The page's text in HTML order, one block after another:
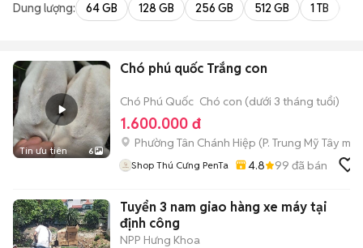
Dung lượng: 64 GB 128 GB 256 GB 512 GB 1 TB
Tin ưu tiên 6
Chó phú quốc Trắng con
Chó Phú Quốc Chó con (dưới 3 tháng tuổi)
1.600.000 đ
Phường Tân Chánh Hiệp (P. Trung Mỹ Tây mới)
Shop Thú Cưng PenTa 4.8 99 đã bán
Tuyển 3 nam giao hàng xe máy tại
định công
NPP Hưng Khoa